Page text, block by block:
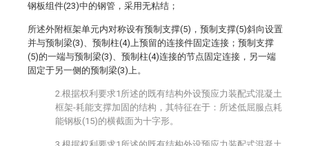
钢板组件(23)中的钢管，采用无粘结；
所述外附框架单元内对称设有预制支撑(5)，预制支撑(5)斜向设置
并与预制梁(3)、预制柱(4)上预留的连接件固定连接；预制支撑
(5)的一端与预制梁(3)、预制柱(4)连接的节点固定连接，另一端
固定于另一侧的预制梁(3)上。
2.根据权利要求1所述的既有结构外设预应力装配式混凝土
框架-耗能支撑加固的结构，其特征在于：所述低屈服点耗
能钢板(15)的横截面为十字形。